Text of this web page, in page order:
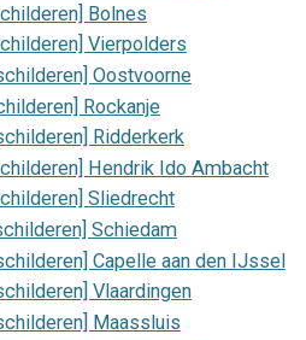
Bolnes
Vierpolders
Oostvoorne
Rockanje
Ridderkerk
Hendrik Ido Ambacht
Sliedrecht
Schiedam
Capelle aan den IJssel
Vlaardingen
Maassluis